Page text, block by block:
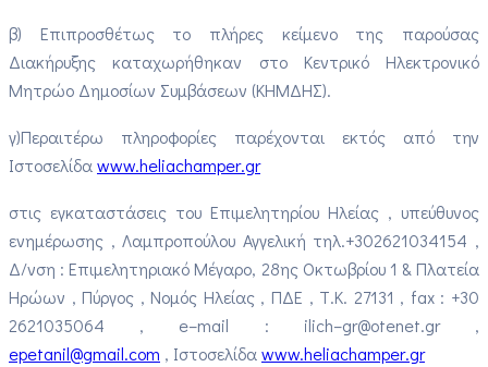
β) Επιπροσθέτως το πλήρες κείμενο της παρούσας
Διακήρυξης καταχωρήθηκαν στο Κεντρικό Ηλεκτρονικό
Μητρώο Δημοσίων Συμβάσεων (ΚΗΜΔΗΣ).
γ)Περαιτέρω πληροφορίες παρέχονται εκτός από την
Ιστοσελίδαwww.heliachamper.gr
στις εγκαταστάσεις του Επιμελητηρίου Ηλείας , υπεύθυνος
ενημέρωσης , Λαμπροπούλου Αγγελική τηλ.+302621034154 ,
Δ/νση : Επιμελητηριακό Μέγαρο, 28ης Οκτωβρίου 1 & Πλατεία
Ηρώων , Πύργος , Νομός Ηλείας , ΠΔΕ , Τ.Κ. 27131 , fax: +30
2621035064 , e–mail : ilich–gr@otenet.gr,
epetanil@gmail.com , Ιστοσελίδαwww.heliachamper.gr